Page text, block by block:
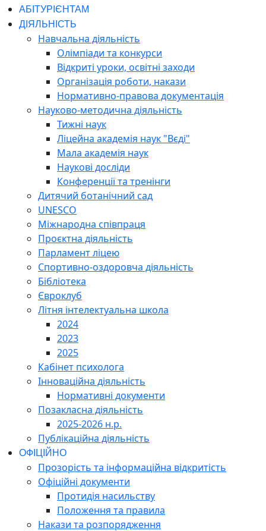
АБІТУРІЄНТАМ
ДІЯЛЬНІСТЬ
Навчальна діяльність
Олімпіади та конкурси
Відкриті уроки, освітні заходи
Організація роботи, накази
Нормативно-правова документація
Науково-методична діяльність
Тижні наук
Ліцейна академія наук "Вєді"
Мала академія наук
Наукові досліди
Конференції та тренінги
Дитячий ботанічний сад
UNESCO
Міжнародна співпраця
Проєктна діяльність
Парламент ліцею
Спортивно-оздоровча діяльність
Бібліотека
Євроклуб
Літня інтелектуальна школа
2024
2023
2025
Кабінет психолога
Інноваційна діяльність
Нормативні документи
Позакласна діяльність
2025-2026 н.р.
Публікаційна діяльність
ОФІЦІЙНО
Прозорість та інформаційна відкритість
Офіційні документи
Протидія насильству
Положення та правила
Накази та розпорядження